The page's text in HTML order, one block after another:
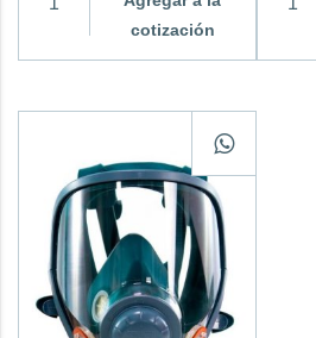
cotización